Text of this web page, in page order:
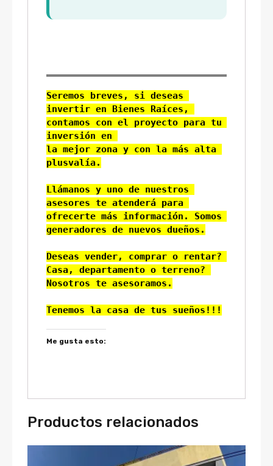
Seremos breves, si deseas
invertir en Bienes Raíces,
contamos con el proyecto para tu
inversión en
la mejor zona y con la más alta
plusvalía.
Llámanos y uno de nuestros
asesores te atenderá para
ofrecerte más información. Somos
generadores de nuevos dueños.
Deseas vender, comprar o rentar?
Casa, departamento o terreno?
Nosotros te asesoramos.
Tenemos la casa de tus sueños!!!
Me gusta esto:
Productos relacionados